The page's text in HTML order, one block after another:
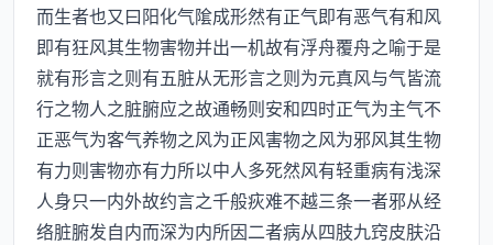
而生者也又曰阳化气隂成形然有正气即有恶气有和风
即有狂风其生物害物并出一机故有浮舟覆舟之喻于是
就有形言之则有五脏从无形言之则为元真风与气皆流
行之物人之脏腑应之故通畅则安和四时正气为主气不
正恶气为客气养物之风为正风害物之风为邪风其生物
有力则害物亦有力所以中人多死然风有轻重病有浅深
人身只一内外故约言之千般疢难不越三条一者邪从经
络脏腑发自内而深为内所因二者病从四肢九窍皮肤沿